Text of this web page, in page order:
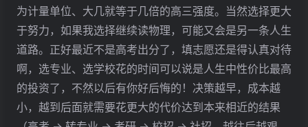
1. 符号界 (The Symbolic Order) 的绝对信徒
2. 想象界 (The Imaginary Order) 的自我构建
3.「堡垒」：抵御实在界 (The Real) 的终极防御
4. 欲望 (Desire)、享乐 (Jouissance) 与 小他者 a (Object petit a)
总结
补充素材（对象的历史发言）
第三回合（分析者 → 对象）
为计量单位、大几就等于几倍的高三强度。当然选择更大
于努力，如果我选择继续读物理，可能又会是另一条人生
道路。正好最近不是高考出分了，填志愿还是得认真对待
啊，选专业、选学校花的时间可以说是人生中性价比最高
的投资了，不然以后有你好后悔的！决策越早，成本越
小，越到后面就需要花更大的代价达到本来相近的结果